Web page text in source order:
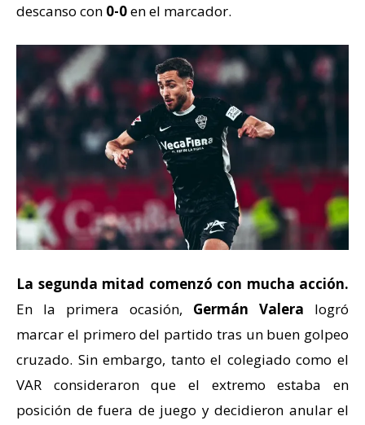
descanso con 0-0en el marcador.
La segunda mitad comenzó con mucha acción.
En la primera ocasión, Germán Valera logró
marcar el primero del partido tras un buen golpeo
cruzado. Sin embargo, tanto el colegiado como el
VAR consideraron que el extremo estaba en
posición de fuera de juego y decidieron anular el